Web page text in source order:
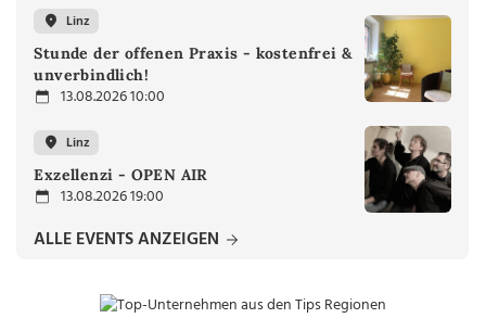
Linz
Stunde der offenen Praxis - kostenfrei &
unverbindlich!
13.08.2026 10:00
Linz
Exzellenzi - OPEN AIR
13.08.2026 19:00
ALLE EVENTS ANZEIGEN